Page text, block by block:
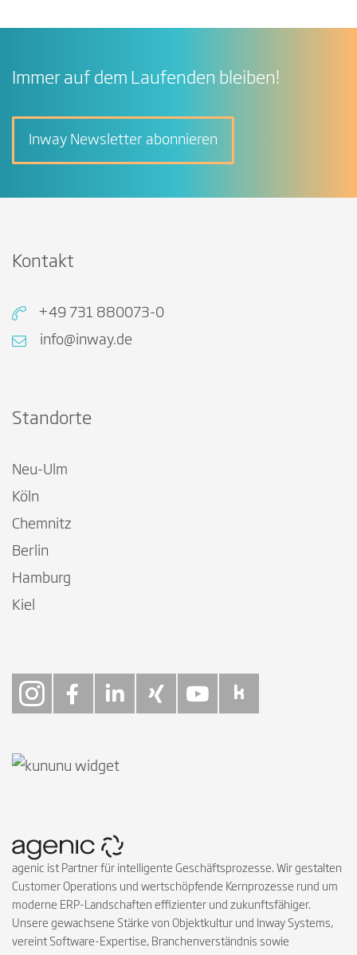
Immer auf dem Laufenden bleiben!
Inway Newsletter abonnieren
Kontakt
+49 731 880073-0
info@inway.de
Standorte
Neu-Ulm
Köln
Chemnitz
Berlin
Hamburg
Kiel
agenic ist Partner für intelligente Geschäftsprozesse. Wir gestalten
Customer Operations und wertschöpfende Kernprozesse rund um
moderne ERP-Landschaften effizienter und zukunftsfähiger.
Unsere gewachsene Stärke von Objektkultur und Inway Systems,
vereint Software-Expertise, Branchenverständnis sowie